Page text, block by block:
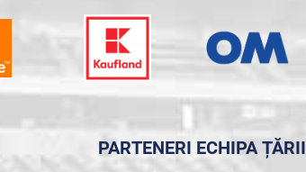
PARTENERI ECHIPA ȚĂRII